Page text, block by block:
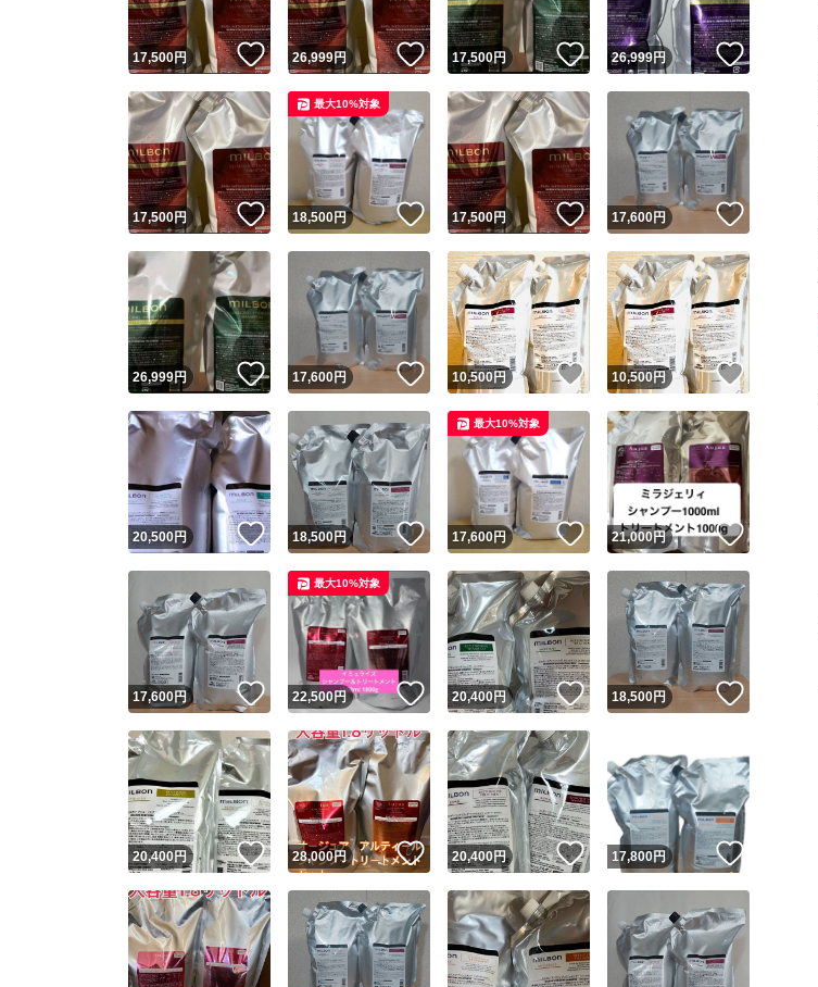
17,500円 いいね！
26,999円 いいね！
17,500円 いいね！
26,999円 いいね！
17,500円 いいね！
18,500円 いいね！
最大10%対象
17,500円 いいね！
17,600円
26,999円 いいね！
17,600円 いいね！
10,500円 いいね！
10,500円
20,500円 いいね！
18,500円 いいね！
17,600円 いいね！
最大10%対象
21,000円 いいね！
17,600円 いいね！
22,500円 いいね！
最大10%対象
20,400円 いいね！
18,500円
20,400円 いいね！
28,000円 いいね！
20,400円 いいね！
17,800円